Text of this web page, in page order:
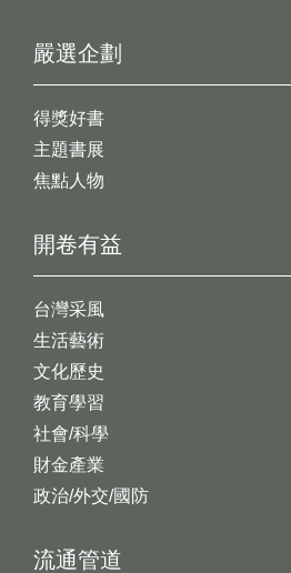
開卷有益
台灣采風
生活藝術
文化歷史
教育學習
社會/科學
財金產業
政治/外交/國防
嚴選企劃
得獎好書
主題書展
焦點人物
流通管道